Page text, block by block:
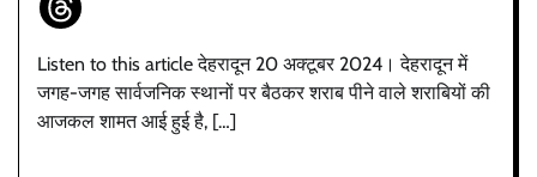
Listen to this article देहरादून 20 अक्टूबर 2024। देहरादून में
जगह-जगह सार्वजनिक स्थानों पर बैठकर शराब पीने वाले शराबियों की
आजकल शामत आई हुई है, […]